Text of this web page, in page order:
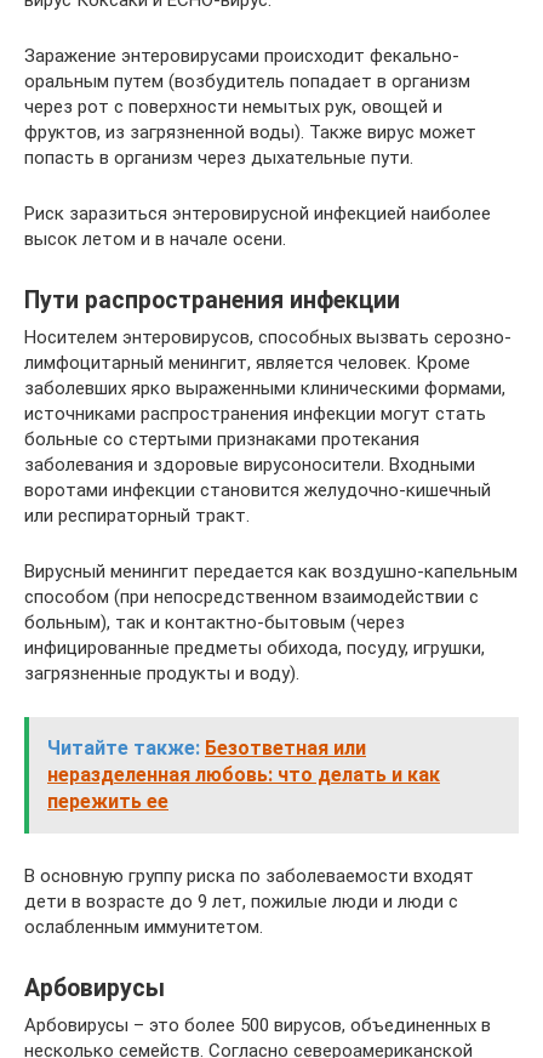
Заражение энтеровирусами происходит фекально-
оральным путем (возбудитель попадает в организм
через рот с поверхности немытых рук, овощей и
фруктов, из загрязненной воды). Также вирус может
попасть в организм через дыхательные пути.
Риск заразиться энтеровирусной инфекцией наиболее
высок летом и в начале осени.
Пути распространения инфекции
Носителем энтеровирусов, способных вызвать серозно-
лимфоцитарный менингит, является человек. Кроме
заболевших ярко выраженными клиническими формами,
источниками распространения инфекции могут стать
больные со стертыми признаками протекания
заболевания и здоровые вирусоносители. Входными
воротами инфекции становится желудочно-кишечный
или респираторный тракт.
Вирусный менингит передается как воздушно-капельным
способом (при непосредственном взаимодействии с
больным), так и контактно-бытовым (через
инфицированные предметы обихода, посуду, игрушки,
загрязненные продукты и воду).
Читайте также: Безответная или
неразделенная любовь: что делать и как
пережить ее
В основную группу риска по заболеваемости входят
дети в возрасте до 9 лет, пожилые люди и люди с
ослабленным иммунитетом.
Арбовирусы
Арбовирусы – это более 500 вирусов, объединенных в
несколько семейств. Согласно североамериканской